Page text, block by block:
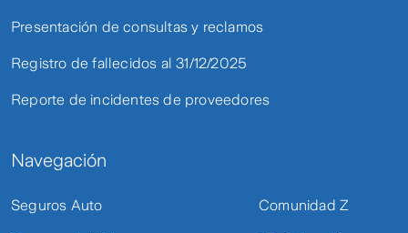
Presentación de consultas y reclamos
Registro de fallecidos al 31/12/2025
Reporte de incidentes de proveedores
Navegación
Seguros Auto Comunidad Z